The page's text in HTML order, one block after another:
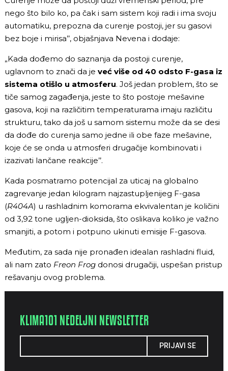
nego što bilo ko, pa čak i sam sistem koji radi i ima svoju
automatiku, prepozna da curenje postoji, jer su gasovi
bez boje i mirisa’’, objašnjava Nevena i dodaje:
„Kada dođemo do saznanja da postoji curenje,
uglavnom to znači da je već više od 40 odsto F-gasa iz
sistema otišlo u atmosferu. Još jedan problem, što se
tiče samog zagađenja, jeste to što postoje mešavine
gasova, koji na različitim temperaturama imaju različitu
strukturu, tako da još u samom sistemu može da se desi
da dođe do curenja samo jedne ili obe faze mešavine,
koje će se onda u atmosferi drugačije kombinovati i
izazivati lančane reakcije’’.
Kada posmatramo potencijal za uticaj na globalno
zagrevanje jedan kilogram najzastupljenijeg F-gasa
(R404A) u rashladnim komorama ekvivalentan je količini
od 3,92 tone ugljen-dioksida, što oslikava koliko je važno
smanjiti, a potom i potpuno ukinuti emisije F-gasova.
Međutim, za sada nije pronađen idealan rashladni fluid,
ali nam zato Freon Frog donosi drugačiji, uspešan pristup
rešavanju ovog problema.
KLIMA101 NEDELJNI NEWSLETTER
PRIJAVI SE